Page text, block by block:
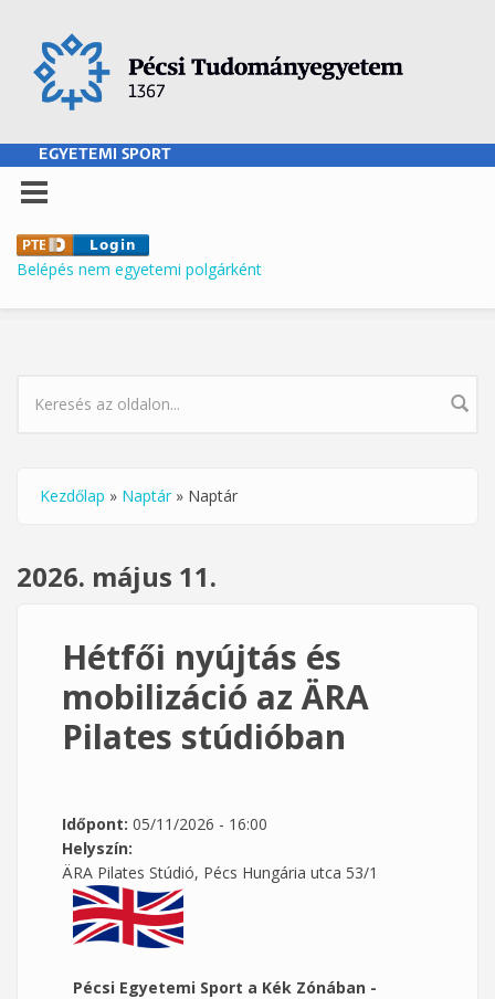
EGYETEMI SPORT
Belépés nem egyetemi polgárként
KERESÉS ŰRLAP
Jelenlegi hely
Kezdőlap » Naptár » Naptár
2026. május 11.
Hétfői nyújtás és
mobilizáció az ÄRA
Pilates stúdióban
Időpont: 05/11/2026 - 16:00
Helyszín:
ÄRA Pilates Stúdió, Pécs Hungária utca 53/1
Pécsi Egyetemi Sport a Kék Zónában -